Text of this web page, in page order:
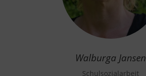
Walburga Jansen
Schulsozialarbeit